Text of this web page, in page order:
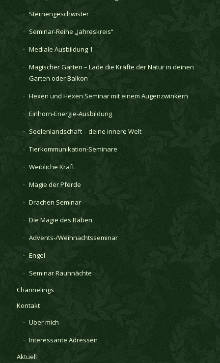
Sternengeschwister
Seminar-Reihe „Jahreskreis“
Mediale Ausbildung 1
Magischer Garten – Lade die Kräfte der Natur in deinen
Garten oder Balkon
Hexen und Hexen Seminar mit einem Augenzwinkern
Einhorn-Energie-Ausbildung
Seelenlandschaft – deine innere Welt
Tierkommunikation-Seminare
Weibliche Kraft
Magie der Pferde
Drachen Seminar
Die Magie des Raben
Advents-/Weihnachtsseminar
Engel
Seminar Rauhnächte
Channelings
Kontakt
Über mich
Interessante Adressen
Aktuell